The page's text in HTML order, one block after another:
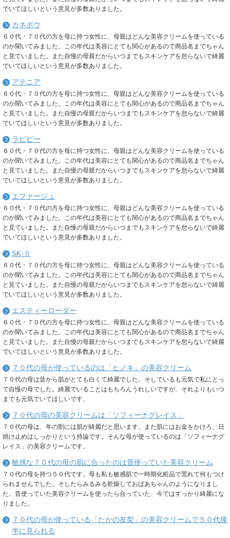
でいてほしいという意見が多数ありました。
カネボウ
６０代・７０代の方を母に持つ女性に、母親はどんな美容クリームを使っている
のか聞いてみました。この年代は美容にとても関心があるので商品名までちゃん
と見ていました。また自慢の母親だからいつまでもスキンケアを怠らないで綺麗
でいてほしいという意見が多数ありました。
アテニア
６０代・７０代の方を母に持つ女性に、母親はどんな美容クリームを使っている
のか聞いてみました。この年代は美容にとても関心があるので商品名までちゃん
と見ていました。また自慢の母親だからいつまでもスキンケアを怠らないで綺麗
でいてほしいという意見が多数ありました。
ラビピー
６０代・７０代の方を母に持つ女性に、母親はどんな美容クリームを使っている
のか聞いてみました。この年代は美容にとても関心があるので商品名までちゃん
と見ていました。また自慢の母親だからいつまでもスキンケアを怠らないで綺麗
でいてほしいという意見が多数ありました。
エファージュ
６０代・７０代の方を母に持つ女性に、母親はどんな美容クリームを使っている
のか聞いてみました。この年代は美容にとても関心があるので商品名までちゃん
と見ていました。また自慢の母親だからいつまでもスキンケアを怠らないで綺麗
でいてほしいという意見が多数ありました。
SK-Ⅱ
６０代・７０代の方を母に持つ女性に、母親はどんな美容クリームを使っている
のか聞いてみました。この年代は美容にとても関心があるので商品名までちゃん
と見ていました。また自慢の母親だからいつまでもスキンケアを怠らないで綺麗
でいてほしいという意見が多数ありました。
エスティーローダー
６０代・７０代の方を母に持つ女性に、母親はどんな美容クリームを使っている
のか聞いてみました。この年代は美容にとても関心があるので商品名までちゃん
と見ていました。また自慢の母親だからいつまでもスキンケアを怠らないで綺麗
でいてほしいという意見が多数ありました。
７０代の母が使っているのは「ヒノキ」の美容クリーム
７０代の母は昔から肌がとても白くて綺麗でした。そしているも元気で私にとっ
て自慢の母でした。綺麗でいることはもちろんうれしいですが、それよりもいつ
までも元気でいてほしいです。
７０代の母の美容クリームは「ソフィーナグレイス」
７０代の母は、年の割には肌が綺麗だと思います。また肌にはお金をかけろ、日
焼け止めはしっかりという持論です。そんな母が使っているのは「ソフィーナグ
レイス」の美容クリームです。
敏感な７０代の母の肌に合ったのは昔使っていた美容クリーム
７０代の母を持つ５０代です。母も私も敏感肌で一時期化粧品で荒れて何もつけ
られませんでした。そしたらみるみる乾燥しておばあちゃんのようになりまし
た。昔使っていた美容クリームを使ったら合っていた、今ではすっかり綺麗にな
りました。
７０代の母が使っている「たかの友梨」の美容クリームで５０代後
半に見られる